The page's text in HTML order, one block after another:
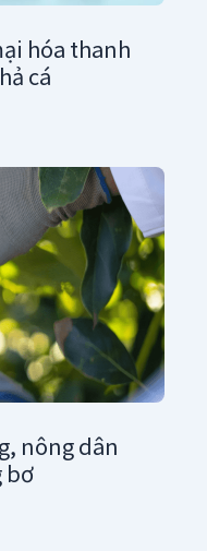
hóa thanh
cá
nông dân
bơ